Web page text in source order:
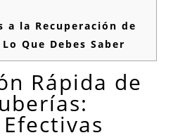
a la Recuperación de
Que Debes Saber
Rápida de